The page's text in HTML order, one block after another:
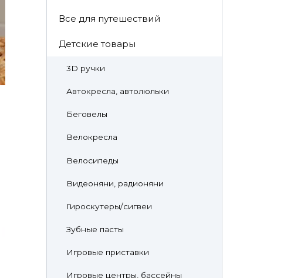
Все для путешествий
Детские товары
3D ручки
Автокресла, автолюльки
Беговелы
Велокресла
Велосипеды
Видеоняни, радионяни
Гироскутеры/сигвеи
Зубные пасты
Игровые приставки
Игровые центры, бассейны